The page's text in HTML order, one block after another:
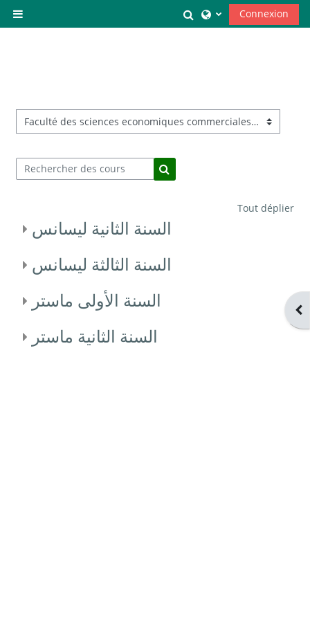
Panneau latéral
Toggle search input
Connexion
Catégories de cours
Rechercher des cours
Rechercher des cours
Tout déplier
السنة الثانية ليسانس
السنة الثالثة ليسانس
السنة الأولى ماستر
السنة الثانية ماستر